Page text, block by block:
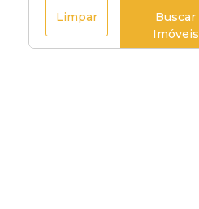
Limpar
Buscar
Imóveis